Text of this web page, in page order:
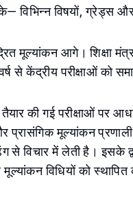
विभिन्न विषयों, ग्रेड्स
मूल्यांकन आगे। शिक्षा
से केंद्रीय परीक्षाओं को
की गई परीक्षाओं पर
प्रासंगिक मूल्यांकन
से विचार में लेती है। इसके
विधियों को